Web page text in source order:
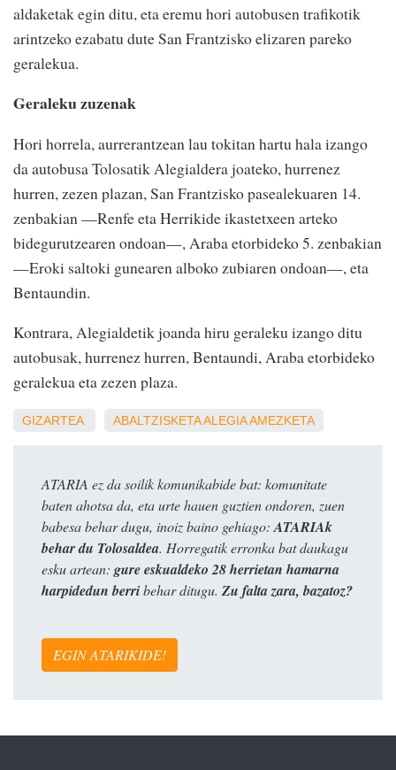
aldaketak egin ditu, eta eremu hori autobusen trafikotik
arintzeko ezabatu dute San Frantzisko elizaren pareko
geralekua.
Geraleku zuzenak
Hori horrela, aurrerantzean lau tokitan hartu hala izango
da autobusa Tolosatik Alegialdera joateko, hurrenez
hurren, zezen plazan, San Frantzisko pasealekuaren 14.
zenbakian —Renfe eta Herrikide ikastetxeen arteko
bidegurutzearen ondoan—, Araba etorbideko 5. zenbakian
—Eroki saltoki gunearen alboko zubiaren ondoan—, eta
Bentaundin.
Kontrara, Alegialdetik joanda hiru geraleku izango ditu
autobusak, hurrenez hurren, Bentaundi, Araba etorbideko
geralekua eta zezen plaza.
GIZARTEA ABALTZISKETAALEGIAAMEZKETA
ATARIA ez da soilik komunikabide bat: komunitate
baten ahotsa da, eta urte hauen guztien ondoren, zuen
babesa behar dugu, inoiz baino gehiago: ATARIAk
behar du Tolosaldea. Horregatik erronka bat daukagu
esku artean: gure eskualdeko 28 herrietan hamarna
harpidedun berribehar ditugu. Zu falta zara, bazatoz?
EGIN ATARIKIDE!